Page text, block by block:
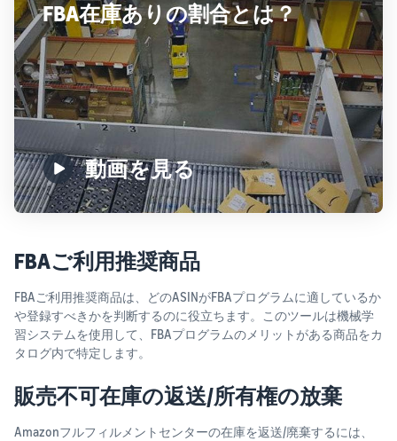
FBA在庫ありの割合とは？
動画を見る
FBAご利用推奨商品
FBAご利用推奨商品は、どのASINがFBAプログラムに適しているか
や登録すべきかを判断するのに役立ちます。このツールは機械学
習システムを使用して、FBAプログラムのメリットがある商品をカ
タログ内で特定します。
販売不可在庫の返送/所有権の放棄
Amazonフルフィルメントセンターの在庫を返送/廃棄するには、